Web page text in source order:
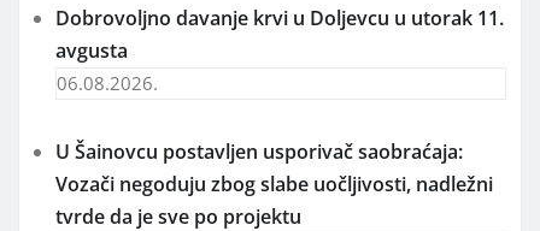
Dobrovoljno davanje krvi u Doljevcu u utorak 11.
avgusta
06.08.2026.
U Šainovcu postavljen usporivač saobraćaja:
Vozači negoduju zbog slabe uočljivosti, nadležni
tvrde da je sve po projektu